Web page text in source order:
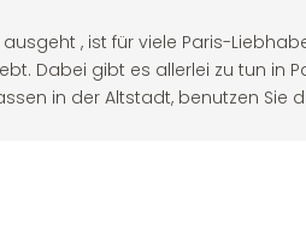
, ist für viele Paris-
Dabei gibt es allerlei zu tun in
in der Altstadt, benutzen Sie